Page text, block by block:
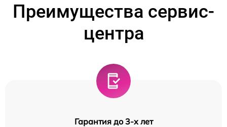
Преимущества сервис-
центра
Гарантия до 3-х лет